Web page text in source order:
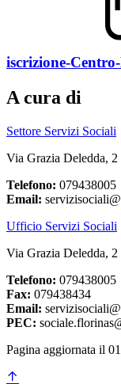
iscrizione-
A cura di
Settore Servizi Sociali
Via Grazia Deledda,
Telefono: 079438005
Email:
Ufficio Servizi Sociali
Via Grazia Deledda,
Telefono: 079438005
Fax: 079438434
Email:
PEC:
Pagina aggiornata il